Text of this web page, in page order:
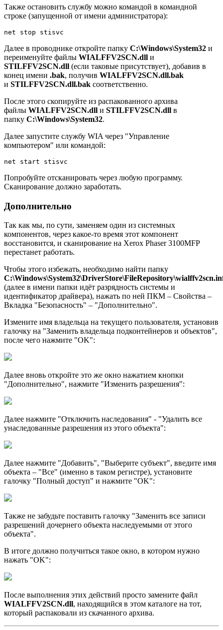
Также остановить службу можно командой в командной
строке (запущенной от имени администратора):
Далее в проводнике откройте папку C:\Windows\System32 и
переименуйте файлы WIALFFV2SCN.dll и
STILFFV2SCN.dll (если таковые присутствует), добавив в
конец имени .bak, получив WIALFFV2SCN.dll.bak
и STILFFV2SCN.dll.bak соответственно.
После этого скопируйте из распакованного архива
файлы WIALFFV2SCN.dll и STILFFV2SCN.dll в
папку C:\Windows\System32.
Далее запустите службу WIA через "Управление
компьютером" или командой:
Попробуйте отсканировать через любую программу.
Сканирование должно заработать.
Дополнительно
Так как мы, по сути, заменяем один из системных
компонентов, через какое-то время этот компонент
восстановится, и сканирование на Xerox Phaser 3100MFP
перестанет работать.
Чтобы этого избежать, необходимо найти папку
(далее в имени папки идёт разрядность системы и
идентификатор драйвера), нажать по ней ПКМ – Свойства –
Вкладка "Безопасность" – "Дополнительно".
Измените имя владельца на текущего пользователя, установив
галочку на "Заменить владельца подконтейнеров и объектов",
после чего нажмите "OK":
Далее вновь откройте это же окно нажатием кнопки
"Дополнительно", нажмите "Изменить разрешения":
Далее нажмите "Отключить наследования" - "Удалить все
унаследованные разрешения из этого объекта":
Далее нажмите "Добавить", "Выберите субъект", введите имя
объекта – "Все" (именно в таком регистре), установите
галочку "Полный доступ" и нажмите "OK":
Также не забудьте поставить галочку "Заменить все записи
разрешений дочернего объекта наследуемыми от этого
объекта".
В итоге должно получиться такое окно, в котором нужно
нажать "OK":
После выполнения этих действий просто замените файл
WIALFFV2SCN.dll, находящийся в этом каталоге на тот,
который распаковали из скачанного архива.